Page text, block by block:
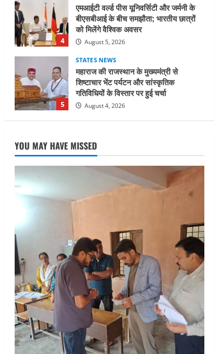
5
महाराज की राजस्थान के मुख्यमंत्री से
शिष्टाचार भेंट पर्यटन और सांस्कृतिक
गतिविधियों के विस्तार पर हुई चर्चा
August 4, 2026
1
UTTARAKHAND NEWS
जिलाधिकारी/जिला निर्वाचन अधिकारी ने
सहसपुर विधानसभा क्षेत्र के पोलिंग बूथों का
निरीक्षण कर एसआईआर आपत्ति निस्तारण
शिविर की व्यवस्थाओं का लिया जायजा
2
तीलू रौतेली पुरस्कार के लिए 13 वीरांगनाओं का
चयन : रेखा आर्या
UTTARAKHAND NEWS
मिस उत्तराखंड 2026 के सब-कॉन्टेस्ट ‘मिस
August 5, 2026
UTTARAKHAND NEWS
एमआईटी वर्ल्ड पीस यूनिवर्सिटी और जर्मनी के
बीएसबीआई के बीच समझौता; भारतीय छात्रों
को मिलेंगे वैश्विक अवसर
August 5, 2026
STATES NEWS
महाराज की राजस्थान के मुख्यमंत्री से
शिष्टाचार भेंट पर्यटन और सांस्कृतिक
गतिविधियों के विस्तार पर हुई चर्चा
YOU MAY HAVE MISSED